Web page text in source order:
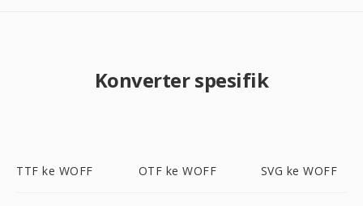
Konverter spesifik
TTF ke WOFF OTF ke WOFF SVG ke WOFF